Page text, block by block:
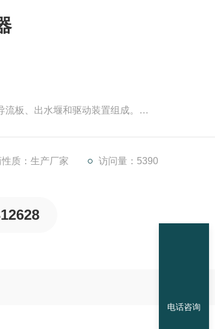
板、出水堰和驱动装置组成。
性质：生产厂家 访问量：5390
电话咨询